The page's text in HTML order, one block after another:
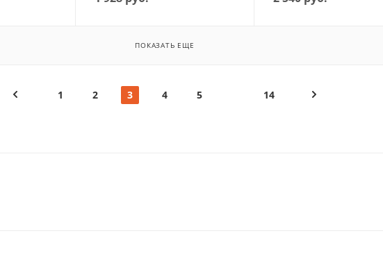
ПОКАЗАТЬ ЕЩЕ
1 2 3 4 5 14